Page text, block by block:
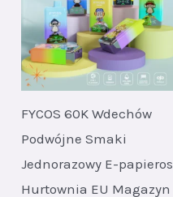
FYCOS 60K Wdechów
Podwójne Smaki
Jednorazowy E-papieros
Hurtownia EU Magazyn